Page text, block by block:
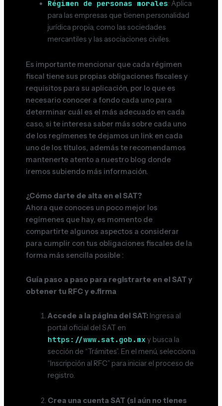
Régimen de personas morales: Aplica
para las empresas que tienen personalidad
jurídica propia, como las sociedades
mercantiles y las asociaciones civiles.
Es importante mencionar que cada régimen
fiscal tiene sus propias obligaciones fiscales y
requisitos para su aplicación, por lo que es
necesario conocer a fondo cada uno para
determinar cuál es el más adecuado en cada
caso, si te interesa saber más sobre cada uno
de los regímenes te dejamos un link en cada
uno de los títulos, además te recomendamos
mantenerte atento a nuestro blog donde
iremos subiendo más información.
¿Cómo darte de alta en el SAT?
Ahora que conoces un poco mejor los
regímenes que hay, es momento de
compartirte algunos aspectos a considerar
para cumplir con tus obligaciones fiscales de la
forma más sencilla posible :
Guía paso a paso para registrarte en el SAT y
obtener tu RFC y e.firma
Accede a la página del SAT: Ingresa al
portal oficial del SAT en
https://www.sat.gob.mx y busca la
sección de “Trámites”. En el menú, selecciona
“Inscripción al RFC” para iniciar el proceso de
registro.
Crea una cuenta SAT (si aún no tienes